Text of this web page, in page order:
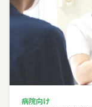
病院向け